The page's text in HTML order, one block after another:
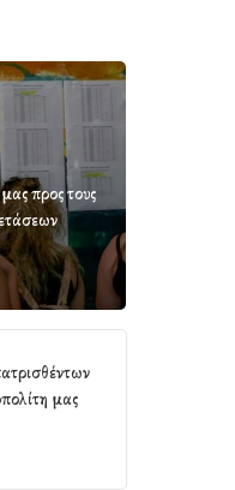
προς τους
μας